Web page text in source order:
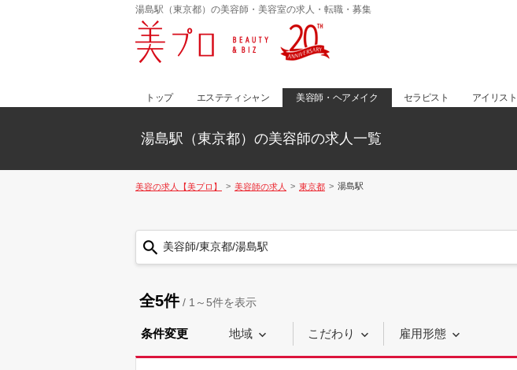
湯島駅（東京都）の美容師・美容室の求人・転職・募集
トップ エステティシャン 美容師・ヘアメイク セラピスト アイリスト
湯島駅（東京都）の美容師の求人一覧
美容の求人【美プロ】 美容師の求人 東京都 湯島駅
美容師/東京都/湯島駅
全5件/ 1～5件を表示
条件変更 地域 こだわり 雇用形態